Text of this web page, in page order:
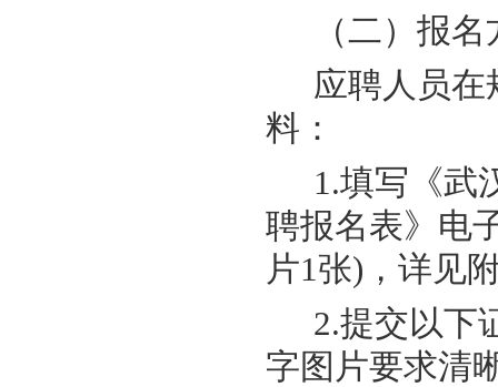
（二）报
应聘人员
料：
1.填写《武
聘报名表》电
片1张)，详见
2.提交以下
字图片要求清